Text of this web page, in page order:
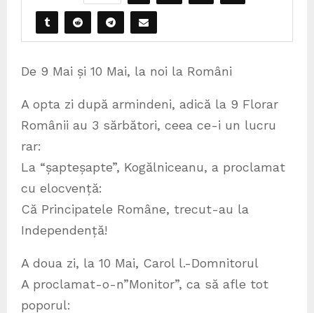
De 9 Mai și 10 Mai, la noi la Români
A opta zi după armindeni, adică la 9 Florar
Românii au 3 sărbători, ceea ce-i un lucru
rar:
La “șapteșapte”, Kogălniceanu, a proclamat
cu elocvență:
Că Principatele Române, trecut-au la
Independență!
A doua zi, la 10 Mai, Carol l.-Domnitorul
A proclamat-o-n”Monitor”, ca să afle tot
poporul: